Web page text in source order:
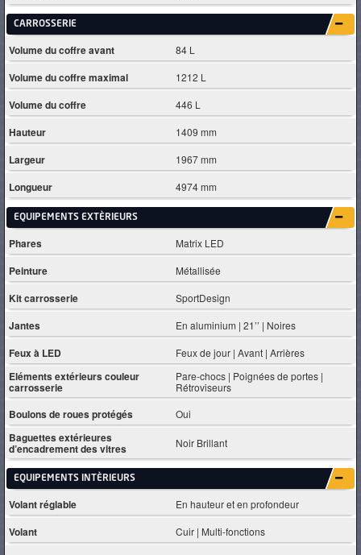
CARROSSERIE
Volume du coffre avant 84 L
Volume du coffre maximal 1212 L
Volume du coffre 446 L
Hauteur 1409 mm
Largeur 1967 mm
Longueur 4974 mm
EQUIPEMENTS EXTÈRIEURS
Phares Matrix LED
Peinture Métallisée
Kit carrosserie SportDesign
Jantes En aluminium | 21’’ | Noires
Feux à LED Feux de jour | Avant | Arrières
Eléments extérieurs couleur
carrosserie
Pare-chocs | Poignées de portes |
Rétroviseurs
Boulons de roues protégés Oui
Baguettes extérieures
d’encadrement des vitres Noir Brillant
EQUIPEMENTS INTÈRIEURS
Volant réglable En hauteur et en profondeur
Volant Cuir | Multi-fonctions